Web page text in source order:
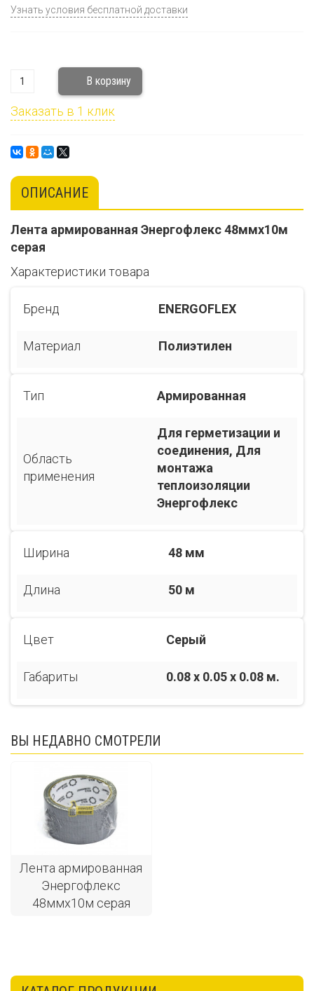
Узнать условия бесплатной доставки
Заказать в 1 клик
ОПИСАНИЕ
Лента армированная Энергофлекс 48ммх10м
серая
Характеристики товара
Бренд ENERGOFLEX
Материал Полиэтилен
Тип Армированная
Область
применения
Для герметизации и
соединения, Для
монтажа
теплоизоляции
Энергофлекс
Ширина 48 мм
Длина 50 м
Цвет Серый
Габариты 0.08 x 0.05 x 0.08 м.
ВЫ НЕДАВНО СМОТРЕЛИ
Лента армированная
Энергофлекс
48ммх10м серая